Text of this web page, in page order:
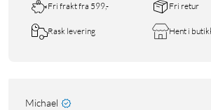
Fri frakt fra 599,- Fri retur
Rask levering Hent i
Michael